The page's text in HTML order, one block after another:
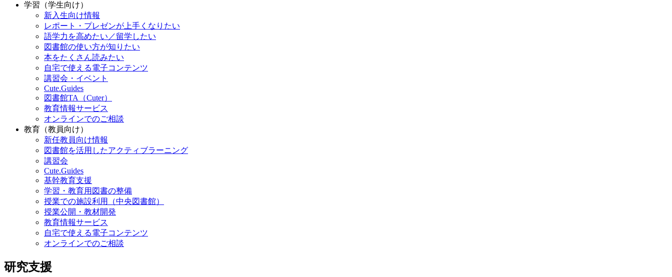
学習（学生向け）
新入生向け情報
レポート・プレゼンが上手くなりたい
語学力を高めたい／留学したい
図書館の使い方が知りたい
本をたくさん読みたい
自宅で使える電子コンテンツ
講習会・イベント
Cute.Guides
図書館TA（Cuter）
教育情報サービス
オンラインでのご相談
教育（教員向け）
新任教員向け情報
図書館を活用したアクティブラーニング
講習会
Cute.Guides
基幹教育支援
学習・教育用図書の整備
授業での施設利用（中央図書館）
授業公開・教材開発
教育情報サービス
自宅で使える電子コンテンツ
オンラインでのご相談
研究支援